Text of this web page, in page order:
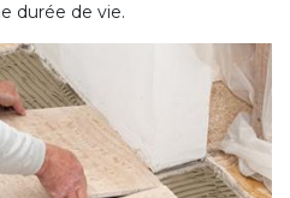
durée de vie.